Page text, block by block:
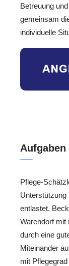
Betreuung
gemeinsam
individuelle
Pflege-
Unterstützung
entlastet.
Warendorf mit
durch eine
Miteinander
mit